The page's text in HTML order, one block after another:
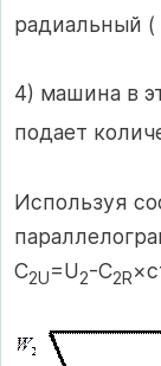
радиальный (
4) машина в
подает
Используя
C2U=U2-C2R